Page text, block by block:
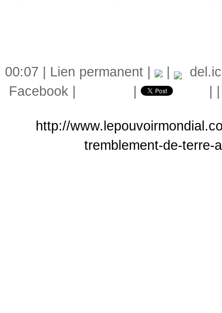
00:07 | Lien permanent
Facebook
http://
tremblement-de-terre-